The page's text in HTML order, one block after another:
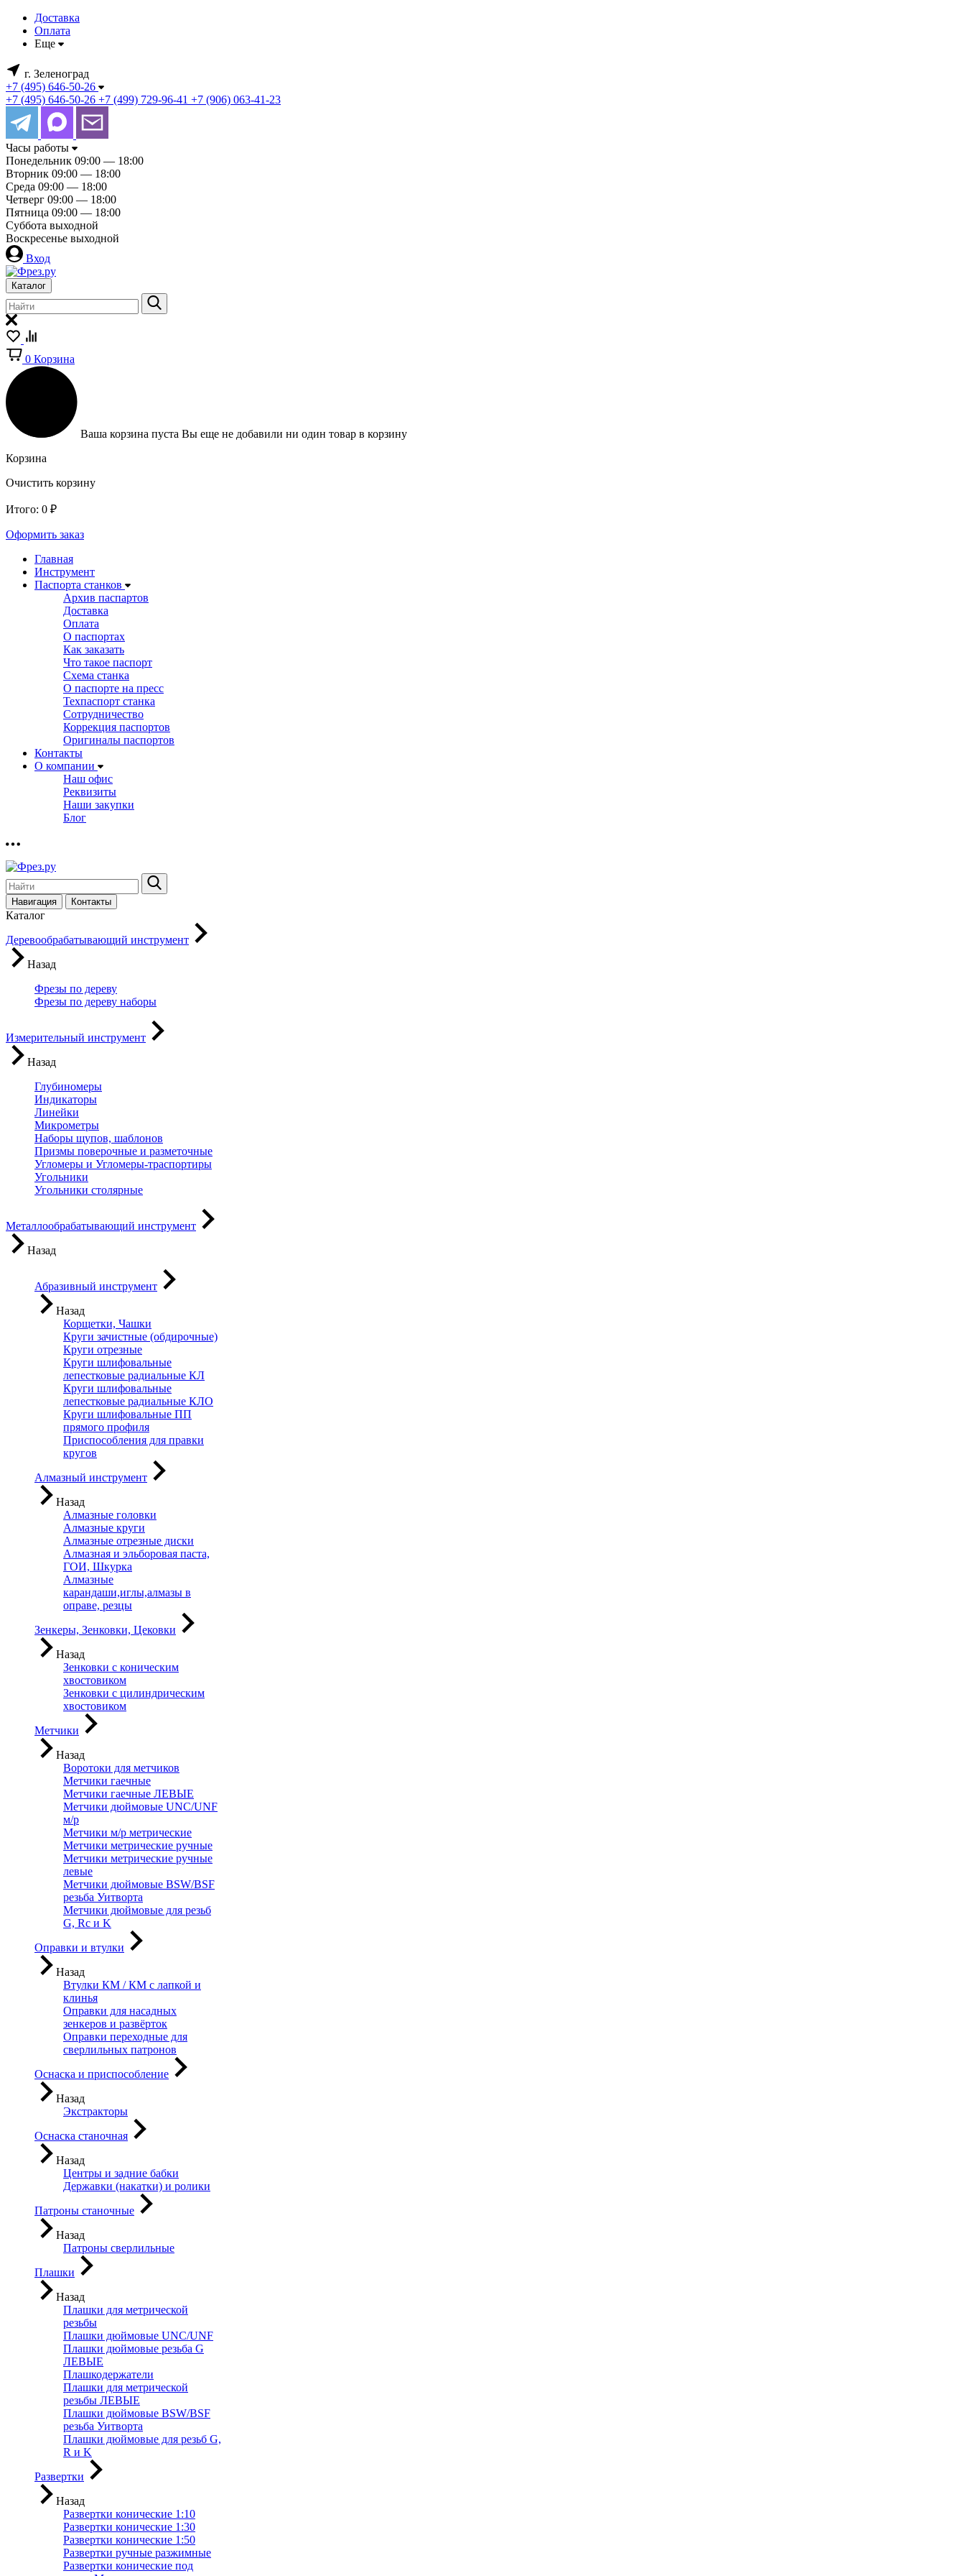
Доставка
Оплата
Еще
г. Зеленоград
+7 (495) 646-50-26
+7 (495) 646-50-26 +7 (499) 729-96-41 +7 (906) 063-41-23
Часы работы
Понедельник 09:00 — 18:00
Вторник 09:00 — 18:00
Среда 09:00 — 18:00
Четверг 09:00 — 18:00
Пятница 09:00 — 18:00
Суббота выходной
Воскресенье выходной
Вход
Каталог
0 Корзина
Ваша корзина пуста Вы еще не добавили ни один товар в корзину
Корзина
Очистить корзину
Итого: 0 ₽
Оформить заказ
Главная
Инструмент
Паспорта станков
Архив паспартов
Доставка
Оплата
О паспортах
Как заказать
Что такое паспорт
Схема станка
О паспорте на пресс
Техпаспорт станка
Сотрудничество
Коррекция паспортов
Оригиналы паспортов
Контакты
О компании
Наш офис
Реквизиты
Наши закупки
Блог
Навигация Контакты
Каталог
Деревообрабатывающий инструмент
Назад
Фрезы по дереву
Фрезы по дереву наборы
Измерительный инструмент
Назад
Глубиномеры
Индикаторы
Линейки
Микрометры
Наборы щупов, шаблонов
Призмы поверочные и разметочные
Угломеры и Угломеры-траспортиры
Угольники
Угольники столярные
Металлообрабатывающий инструмент
Назад
Абразивный инструмент
Назад
Корщетки, Чашки
Круги зачистные (обдирочные)
Круги отрезные
Круги шлифовальные
лепестковые радиальные КЛ
Круги шлифовальные
лепестковые радиальные КЛО
Круги шлифовальные ПП
прямого профиля
Приспособления для правки
кругов
Алмазный инструмент
Назад
Алмазные головки
Алмазные круги
Алмазные отрезные диски
Алмазная и эльборовая паста,
ГОИ, Шкурка
Алмазные
карандаши,иглы,алмазы в
оправе, резцы
Зенкеры, Зенковки, Цековки
Назад
Зенковки с коническим
хвостовиком
Зенковки с цилиндрическим
хвостовиком
Метчики
Назад
Воротоки для метчиков
Метчики гаечные
Метчики гаечные ЛЕВЫЕ
Метчики дюймовые UNC/UNF
м/р
Метчики м/р метрические
Метчики метрические ручные
Метчики метрические ручные
левые
Метчики дюймовые BSW/BSF
резьба Уитворта
Метчики дюймовые для резьб
G, Rc и K
Оправки и втулки
Назад
Втулки КМ / КМ с лапкой и
клинья
Оправки для насадных
зенкеров и развёрток
Оправки переходные для
сверлильных патронов
Оснаска и приспособление
Назад
Экстракторы
Оснаска станочная
Назад
Центры и задние бабки
Державки (накатки) и ролики
Патроны станочные
Назад
Патроны сверлильные
Плашки
Назад
Плашки для метрической
резьбы
Плашки дюймовые UNC/UNF
Плашки дюймовые резьба G
ЛЕВЫЕ
Плашкодержатели
Плашки для метрической
резьбы ЛЕВЫЕ
Плашки дюймовые BSW/BSF
резьба Уитворта
Плашки дюймовые для резьб G,
R и K
Развертки
Назад
Развертки конические 1:10
Развертки конические 1:30
Развертки конические 1:50
Развертки ручные разжимные
Развертки конические под